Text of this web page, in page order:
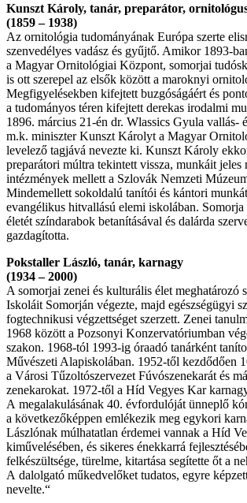
Kunszt Károly, tanár, preparátor,
(1859 – 1938)
Az ornitológia tudományának Európa szerte
szenvedélyes vadász és gyűjtő. Amikor 1893-
a Magyar Ornitológiai Központ, somorjai
is ott szerepel az elsők között a maroknyi
Megfigyelésekben kifejtett buzgóságáért és
a tudományos téren kifejtett derekas irodalmi
1896. március 21-én dr. Wlassics Gyula vallás-
m.k. miniszter Kunszt Károlyt a Magyar
levelező tagjává nevezte ki. Kunszt Károly
preparátori múltra tekintett vissza, munkáit jeles
intézmények mellett a Szlovák Nemzeti
Mindemellett sokoldalú tanítói és kántori
evangélikus hitvallású elemi iskolában.
életét színdarabok betanításával és dalárda
gazdagította.
Pokstaller László, tanár, karnagy
(1934 – 2000)
A somorjai zenei és kulturális élet meghatározó
Iskoláit Somorján végezte, majd egészségügyi
fogtechnikusi végzettséget szerzett. Zenei
1968 között a Pozsonyi Konzervatóriumban
szakon. 1968-tól 1993-ig óraadó tanárként
Művészeti Alapiskolában. 1952-től kezdődően
a Városi Tűzoltószervezet Fúvószenekarát és
zenekarokat. 1972-től a Híd Vegyes Kar
A megalakulásának 40. évfordulóját ünneplő
a következőképpen emlékezik meg egykori
Lászlónak múlhatatlan érdemei vannak a Híd
kiművelésében, és sikeres énekkarrá
felkészültsége, türelme, kitartása segítette őt a
A dalolgató műkedvelőket tudatos, egyre
nevelte.“